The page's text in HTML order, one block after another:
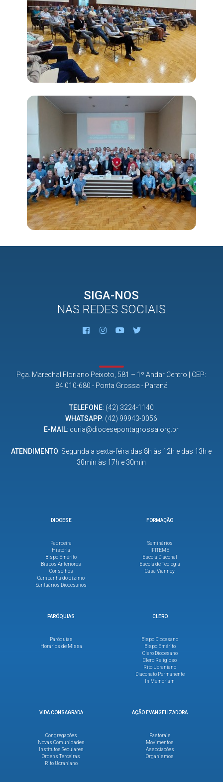
SIGA-NOS
NAS REDES SOCIAIS
Pça. Marechal Floriano Peixoto, 581 – 1º Andar Centro | CEP:
84.010-680 - Ponta Grossa - Paraná
TELEFONE: (42) 3224-1140
WHATSAPP: (42) 99943-0056
E-MAIL: curia@diocesepontagrossa.org.br
ATENDIMENTO: Segunda a sexta-feira das 8h às 12h e das 13h e
30min às 17h e 30min
DIOCESE
Padroeira
História
Bispo Emérito
Bispos Anteriores
Conselhos
Campanha do dízimo
Santuários Diocesanos
FORMAÇÃO
Seminários
IFITEME
Escola Diaconal
Escola de Teologia
Casa Vianney
PARÓQUIAS
Paróquias
Horários de Missa
CLERO
Bispo Diocesano
Bispo Emérito
Clero Diocesano
Clero Religioso
Rito Ucraniano
Diaconato Permanente
In Memoriam
VIDA CONSAGRADA
Congregações
Novas Comunidades
Institutos Seculares
Ordens Terceiras
Rito Ucraniano
AÇÃO EVANGELIZADORA
Pastorais
Movimentos
Associações
Organismos